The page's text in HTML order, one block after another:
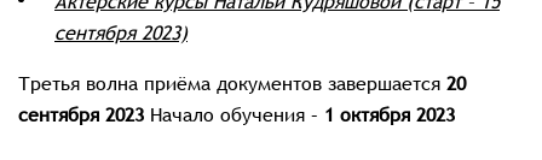
сентября 2023)
Третья волна приёма документов завершается 20
сентября 2023 Начало обучения – 1 октября 2023